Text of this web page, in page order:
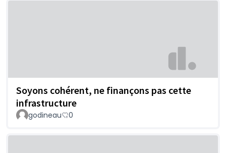
Soyons cohérent, ne finançons pas cette
infrastructure
godineau 0